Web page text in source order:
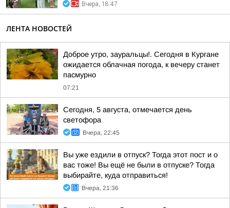
Вчера, 18:47
ЛЕНТА НОВОСТЕЙ
Доброе утро, зауральцы!. Сегодня в Кургане
ожидается облачная погода, к вечеру станет
пасмурно
07:21
Сегодня, 5 августа, отмечается день
светофора
Вчера, 22:45
Вы уже ездили в отпуск? Тогда этот пост и о
вас тоже! Вы ещё не были в отпуске? Тогда
выбирайте, куда отправиться!
Вчера, 21:36